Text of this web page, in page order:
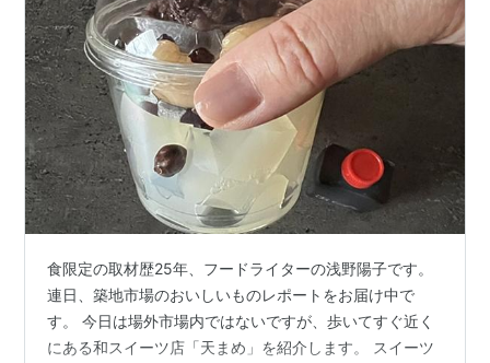
食限定の取材歴25年、フードライターの浅野陽子です。
連日、築地市場のおいしいものレポートをお届け中で
す。 今日は場外市場内ではないですが、歩いてすぐ近く
にある和スイーツ店「天まめ」を紹介します。 スイーツ